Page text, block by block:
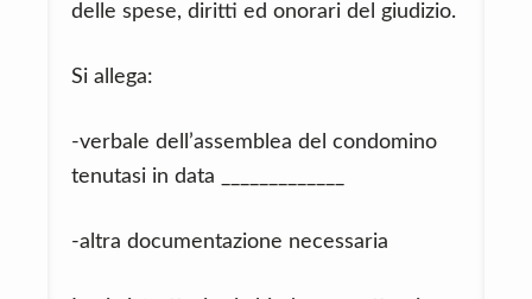
delle spese, diritti ed onorari del giudizio.
Si allega:
-verbale dell’assemblea del condomino
tenutasi in data _____________
-altra documentazione necessaria